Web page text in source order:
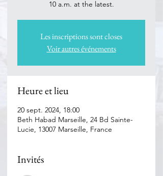
Les inscriptions sont closes
Voir autres événements
Heure et lieu
20 sept. 2024, 18:00
Beth Habad Marseille, 24 Bd Sainte-
Lucie, 13007 Marseille, France
Invités